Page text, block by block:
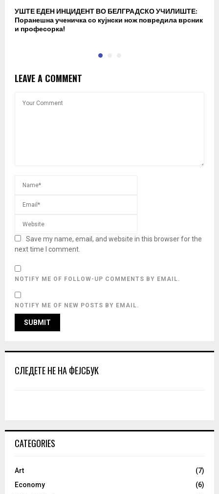
УШТЕ ЕДЕН ИНЦИДЕНТ ВО БЕЛГРАДСКО УЧИЛИШТЕ:
Поранешна ученичка со кујнски нож повредила врсник
и професорка!
LEAVE A COMMENT
Save my name, email, and website in this browser for the
next time I comment.
NOTIFY ME OF FOLLOW-UP COMMENTS BY EMAIL.
NOTIFY ME OF NEW POSTS BY EMAIL.
СЛЕДЕТЕ НЕ НА ФЕЈСБУК
CATEGORIES
Art
(7)
Economy
(6)